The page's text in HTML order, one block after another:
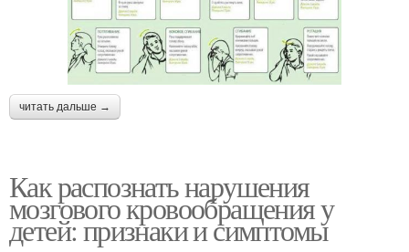
читать дальше →
Как распознать нарушения
мозгового кровообращения у
детей: признаки и симптомы